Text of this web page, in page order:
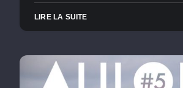
LIRE LA SUITE